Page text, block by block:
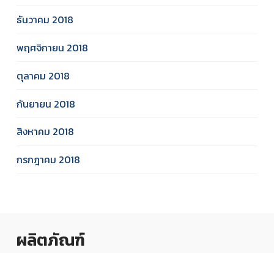
ธันวาคม 2018
พฤศจิกายน 2018
ตุลาคม 2018
กันยายน 2018
สิงหาคม 2018
กรกฎาคม 2018
ผลิตภัณฑ์